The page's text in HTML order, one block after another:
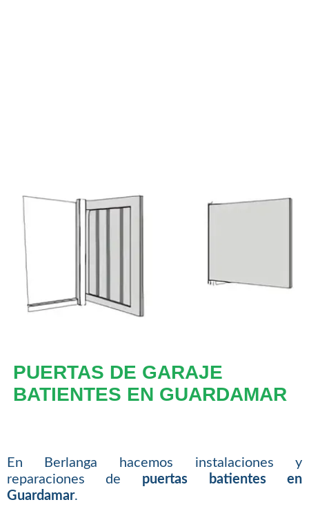
PUERTAS DE GARAJE
BATIENTES EN GUARDAMAR
En Berlanga hacemos instalaciones y
reparaciones de puertas batientes en
Guardamar.